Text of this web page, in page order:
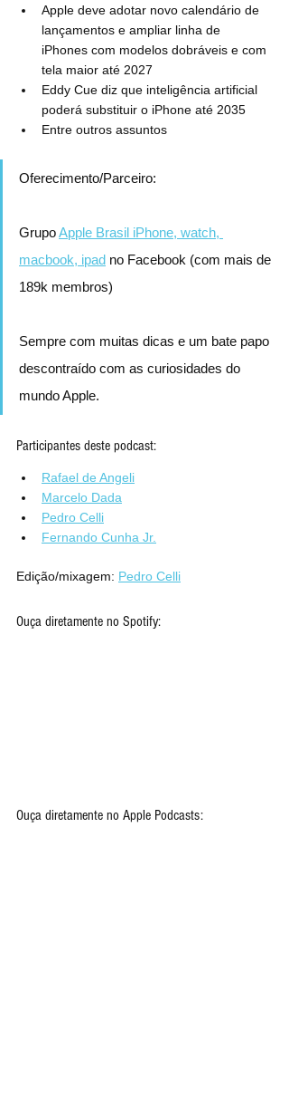
Apple deve adotar novo calendário de
lançamentos e ampliar linha de
iPhones com modelos dobráveis e com
tela maior até 2027
Eddy Cue diz que inteligência artificial
poderá substituir o iPhone até 2035
Entre outros assuntos
Oferecimento/Parceiro:
Grupo Apple Brasil iPhone, watch,
macbook, ipad no Facebook (com mais de
189k membros)
Sempre com muitas dicas e um bate papo
descontraído com as curiosidades do
mundo Apple.
Participantes deste podcast:
Rafael de Angeli
Marcelo Dada
Pedro Celli
Fernando Cunha Jr.
Edição/mixagem: Pedro Celli
Ouça diretamente no Spotify:
Ouça diretamente no Apple Podcasts: